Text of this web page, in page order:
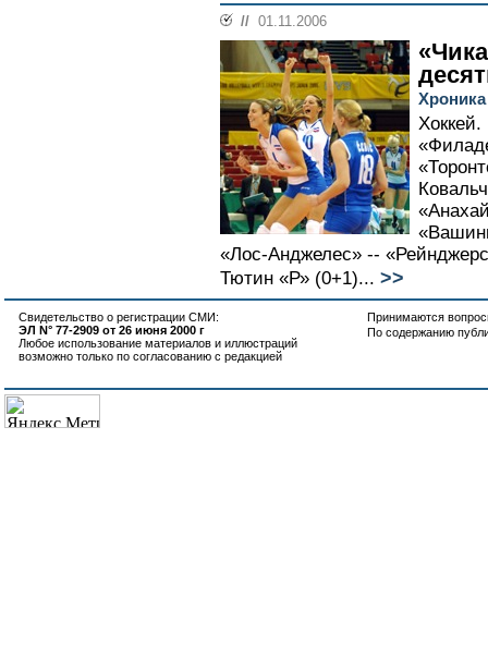
// 01.11.2006
«Лос-Анджелес» --
Тютин «Р» (0+1)... >>
Свидетельство о регистрации СМИ:
ЭЛ N° 77-2909 от 26 июня 2000 г
Любое использование материалов и иллюстраций
возможно только по согласованию с редакцией
Принимаются
По содержанию